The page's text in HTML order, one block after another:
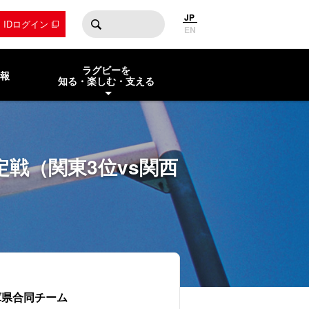
IDログイン
JP
EN
ラグビーを
知る・楽しむ・支える
戦（関東3位vs関西
合同チーム